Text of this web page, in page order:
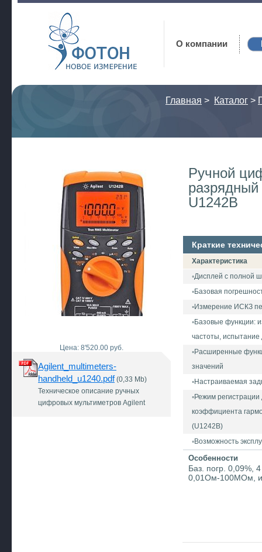
Фотон
О компании
Главная > Каталог >
Цена: 8'520.00 руб.
Agilent_multimeters-
handheld_u1240.pdf(0,33 Mb)
Техническое описание ручных
цифровых мультиметров Agilent
Ручной
U1242B
Краткие
Характеристика
◦Дисплей с полной
◦Базовая
◦Измерение ИСКЗ
◦Базовые функции:
частоты, испытание
◦Расширенные
значений
◦Настраиваемая
◦Режим
коэффициента
(U1242B)
◦Возможность
Особенности
Баз. погр. 0,09%,
0,01Ом-100МОм,